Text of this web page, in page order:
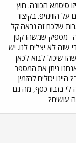
סיסמא הכוונה. חוץ
הווינזיפ. בקיצור-
שלכם זה נראה קל
מספיק שמשהו קטן
שזה לא יצליח לנו. יש
שיכול לבוא לכאן
אנחנו ניתן את המספר
יכולים להזמין
בזבוז כסף, מה גם
עושים?